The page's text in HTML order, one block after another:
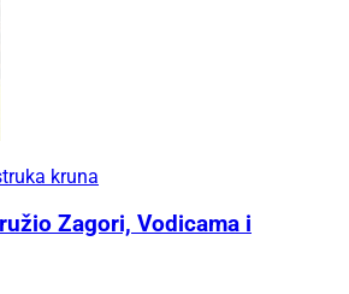
kruna
Zagori, Vodicama i